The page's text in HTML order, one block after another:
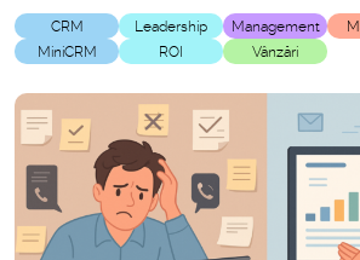
CRM Leadership Management
MiniCRM
ROI Vânzări